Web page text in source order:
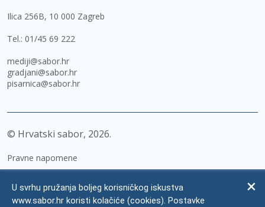
Ilica 256B, 10 000 Zagreb
Tel.: 01/45 69 222
mediji@sabor.hr
gradjani@sabor.hr
pisarnica@sabor.hr
© Hrvatski sabor, 2026
Pravne napomene
Zaštita osobnih podataka
U svrhu pružanja boljeg korisničkog iskustva
www.sabor.hr koristi kolačiće (cookies). Postavke